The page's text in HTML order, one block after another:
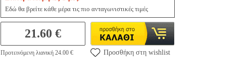
Εδώ θα βρείτε κάθε μέρα τις πιο ανταγωνιστικές τιμές
21.60 €
Προτεινόμενη λιανική 24.00 € Προσθήκη στη wishlist